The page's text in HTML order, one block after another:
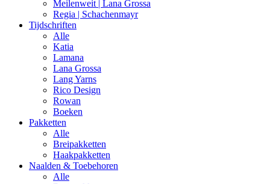
Meilenweit | Lana Grossa
Regia | Schachenmayr
Tijdschriften
Alle
Katia
Lamana
Lana Grossa
Lang Yarns
Rico Design
Rowan
Boeken
Pakketten
Alle
Breipakketten
Haakpakketten
Naalden & Toebehoren
Alle